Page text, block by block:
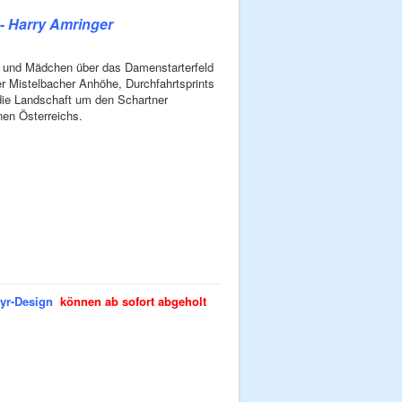
-Harry Amringer
Mädchen über das Damenstarterfeld
Mistelbacher Anhöhe, Durchfahrtsprints
Landschaft um den Schartner
Österreichs.
Design können ab sofort abgeholt